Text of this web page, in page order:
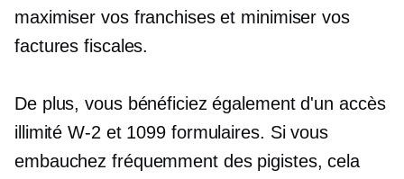
maximiser vos franchises et minimiser vos
factures fiscales.
De plus, vous bénéficiez également d'un accès
illimitéW-2 et 1099 formulaires. Si vous
embauchez fréquemment des pigistes, cela